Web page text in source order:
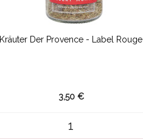
Kräuter Der Provence - Label Rouge
3,50 €